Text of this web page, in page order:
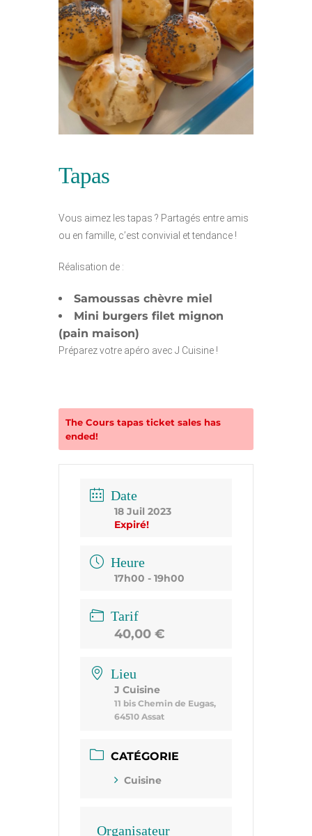
Tapas
Vous aimez les tapas ? Partagés entre amis
ou en famille, c’est convivial et tendance !
Réalisation de :
Samoussas chèvre miel
Mini burgers filet mignon
(pain maison)
Préparez votre apéro avec J Cuisine !
The Cours tapas ticket sales has
ended!
Date
18 Juil 2023
Expiré!
Heure
17h00 - 19h00
Tarif
40,00 €
Lieu
J Cuisine
11 bis Chemin de Eugas,
64510 Assat
CATÉGORIE
Cuisine
Organisateur